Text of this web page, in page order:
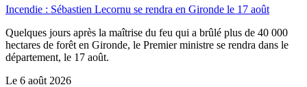
Incendie : Sébastien Lecornu se rendra en Gironde le 17 août
Quelques jours après la maîtrise du feu qui a brûlé plus de 40 000
hectares de forêt en Gironde, le Premier ministre se rendra dans le
département, le 17 août.
Le 6 août 2026